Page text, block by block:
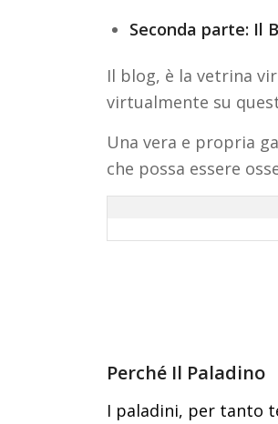
Seconda parte: Il
Il blog, è la vetrina
virtualmente su
Una vera e propria
che possa essere
Perché Il Paladino
I paladini, per tanto